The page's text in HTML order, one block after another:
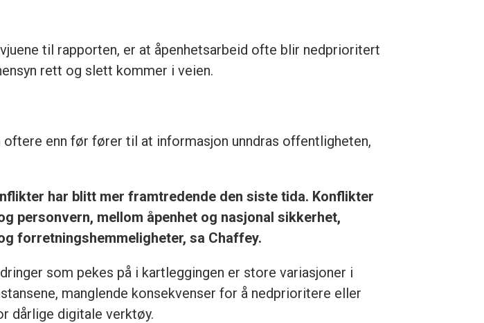
til rapporten, er at åpenhetsarbeid ofte blir nedprioritert
rett og slett kommer i veien.
enn før fører til at informasjon unndras offentligheten,
har blitt mer framtredende den siste tida. Konflikter
personvern, mellom åpenhet og nasjonal sikkerhet,
forretningshemmeligheter, sa Chaffey.
som pekes på i kartleggingen er store variasjoner i
manglende konsekvenser for å nedprioritere eller
dårlige digitale verktøy.